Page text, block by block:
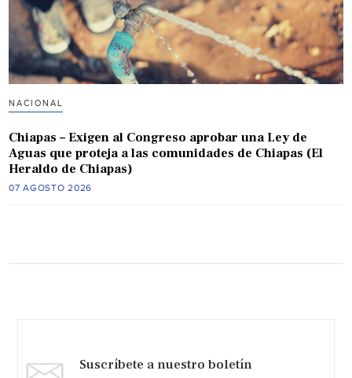
NACIONAL
Chiapas – Exigen al Congreso aprobar una Ley de
Aguas que proteja a las comunidades de Chiapas (El
Heraldo de Chiapas)
07 AGOSTO 2026
Suscríbete a nuestro boletín